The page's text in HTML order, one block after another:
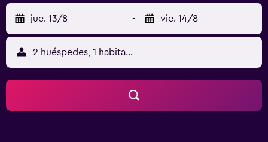
jue. 13/8 - vie. 14/8
2 huéspedes, 1 habitación